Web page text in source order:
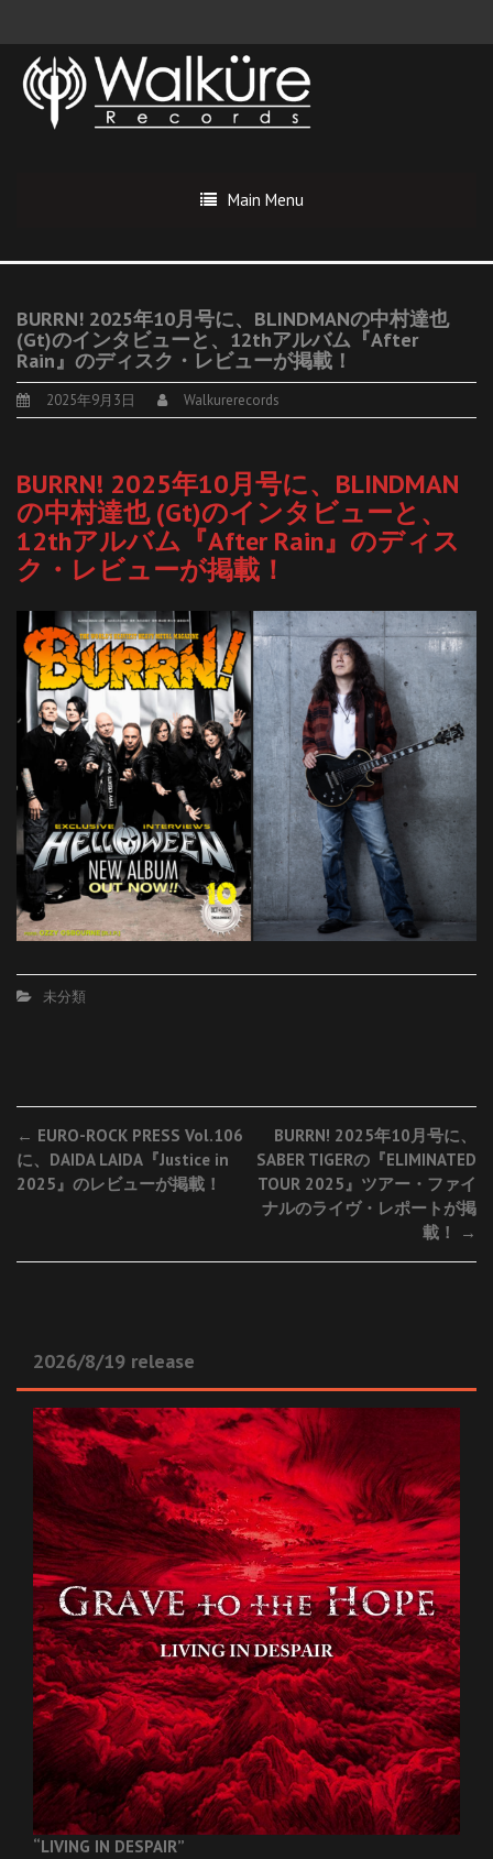
Main Menu
BURRN! 2025年10月号に、BLINDMANの中村達也
(Gt)のインタビューと、12thアルバム『After
Rain』のディスク・レビューが掲載！
2025年9月3日 Walkurerecords
BURRN! 2025年10月号に、BLINDMAN
の中村達也 (Gt)のインタビューと、
12thアルバム『After Rain』のディス
ク・レビューが掲載！
未分類
Post
navigation
← EURO-ROCK PRESS Vol.106
に、DAIDA LAIDA『Justice in
2025』のレビューが掲載！
BURRN! 2025年10月号に、
SABER TIGERの『ELIMINATED
TOUR 2025』ツアー・ファイ
ナルのライヴ・レポートが掲
載！
→
2026/8/19 release
“LIVING IN DESPAIR”